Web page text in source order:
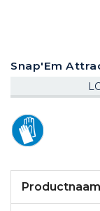
Snap'Em
productitems
Productnaam